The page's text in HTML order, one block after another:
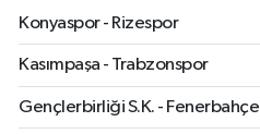
Konyaspor - Rizespor
Kasımpaşa - Trabzonspor
Gençlerbirliği S.K. - Fenerbahçe